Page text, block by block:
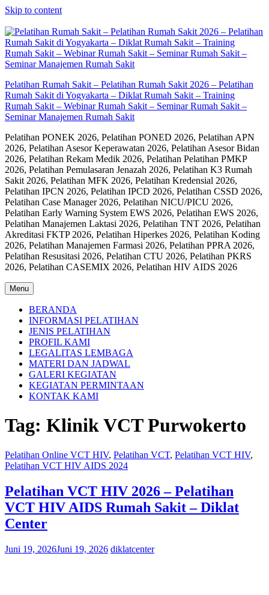
Skip to content
Pelatihan Rumah Sakit – Pelatihan Rumah Sakit 2026 – Pelatihan
Rumah Sakit di Yogyakarta – Diklat Rumah Sakit – Training
Rumah Sakit – Webinar Rumah Sakit – Seminar Rumah Sakit –
Seminar Manajemen Rumah Sakit
Pelatihan PONEK 2026, Pelatihan PONED 2026, Pelatihan APN
2026, Pelatihan Asesor Keperawatan 2026, Pelatihan Asesor Bidan
2026, Pelatihan Rekam Medik 2026, Pelatihan Pelatihan PMKP
2026, Pelatihan Pemulasaran Jenazah 2026, Pelatihan K3 Rumah
Sakit 2026, Pelatihan MFK 2026, Pelatihan Kredensial 2026,
Pelatihan IPCN 2026, Pelatihan IPCD 2026, Pelatihan CSSD 2026,
Pelatihan Case Manager 2026, Pelatihan NICU/PICU 2026,
Pelatihan Early Warning System EWS 2026, Pelatihan EWS 2026,
Pelatihan Manajemen Laktasi 2026, Pelatihan TNT 2026, Pelatihan
Akreditasi FKTP 2026, Pelatihan Hiperkes 2026, Pelatihan Koding
2026, Pelatihan Manajemen Farmasi 2026, Pelatihan PPRA 2026,
Pelatihan Resusitasi 2026, Pelatihan CTU 2026, Pelatihan PKRS
2026, Pelatihan CASEMIX 2026, Pelatihan HIV AIDS 2026
Menu
BERANDA
INFORMASI PELATIHAN
JENIS PELATIHAN
PROFIL KAMI
LEGALITAS LEMBAGA
MATERI DAN JADWAL
GALERI KEGIATAN
KEGIATAN PERMINTAAN
KONTAK KAMI
Tag: Klinik VCT Purwokerto
Pelatihan Online VCT HIV, Pelatihan VCT, Pelatihan VCT HIV,
Pelatihan VCT HIV AIDS 2024
Pelatihan VCT HIV 2026 – Pelatihan
VCT HIV AIDS Rumah Sakit – Diklat
Center
Juni 19, 2026Juni 19, 2026 diklatcenter